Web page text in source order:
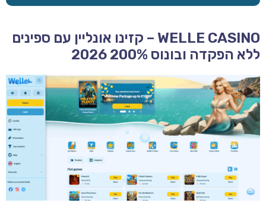
WELLE CASINO – קזינו אונליין עם ספינים
ללא הפקדה ובונוס 200% 2026